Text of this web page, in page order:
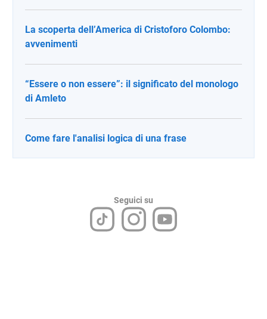
La scoperta dell’America di Cristoforo Colombo:
avvenimenti
“Essere o non essere”: il significato del monologo
di Amleto
Come fare l'analisi logica di una frase
Seguici su